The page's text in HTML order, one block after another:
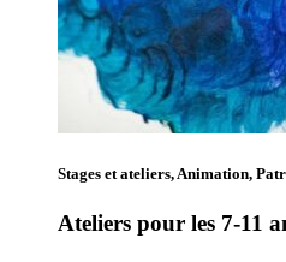
Stages et ateliers, Animation,
Ateliers pour les 7-11